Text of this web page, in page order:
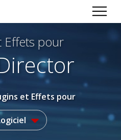
Effets pour
et Effets pour